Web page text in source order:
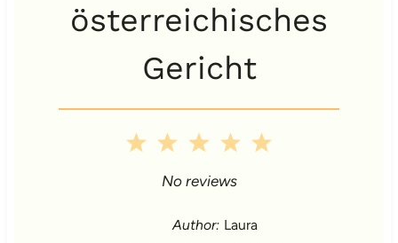
österreichisches
Gericht
5
4
t
3
S
t
2
S
t
1
No reviews
Author: Laura